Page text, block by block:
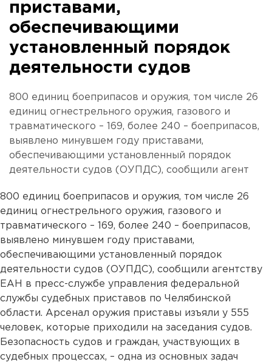
приставами,
обеспечивающими
установленный порядок
деятельности судов
800 единиц боеприпасов и оружия, том числе 26
единиц огнестрельного оружия, газового и
травматического – 169, более 240 – боеприпасов,
выявлено минувшем году приставами,
обеспечивающими установленный порядок
деятельности судов (ОУПДС), сообщили агент
800 единиц боеприпасов и оружия, том числе 26
единиц огнестрельного оружия, газового и
травматического – 169, более 240 – боеприпасов,
выявлено минувшем году приставами,
обеспечивающими установленный порядок
деятельности судов (ОУПДС), сообщили агентству
ЕАН в пресс-службе управления федеральной
службы судебных приставов по Челябинской
области. Арсенал оружия приставы изъяли у 555
человек, которые приходили на заседания судов.
Безопасность судов и граждан, участвующих в
судебных процессах, – одна из основных задач